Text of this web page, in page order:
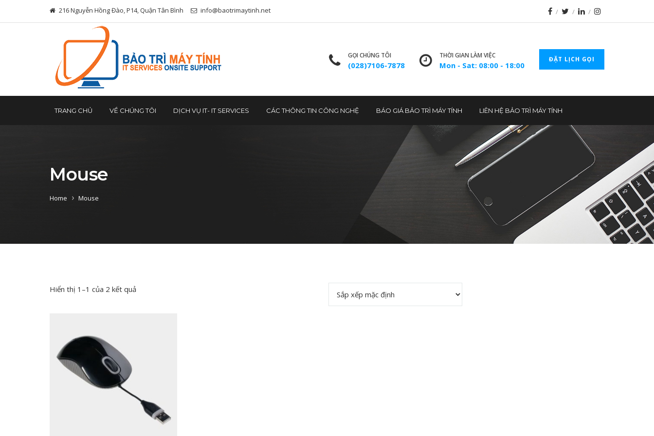
216 Nguyễn Hồng Đào, P14, Quận Tân Bình info@baotrimaytinh.net
GỌI CHÚNG TÔI
(028)7106-7878
THỜI GIAN LÀM VIỆC
Mon - Sat: 08:00 - 18:00
ĐẶT LỊCH GỌI
TRANG CHỦ VỀ CHÚNG TÔI DỊCH VỤ IT- IT SERVICES CÁC THÔNG TIN CÔNG NGHỆ BÁO GIÁ BẢO TRÌ MÁY TÍNH LIÊN HỆ BẢO TRÌ MÁY TÍNH
Mouse
Home Mouse
Hiển thị 1–1 của 2 kết quả